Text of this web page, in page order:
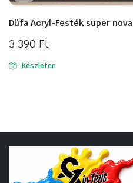
Düfa Acryl-Festék super
3 390 Ft
Készleten